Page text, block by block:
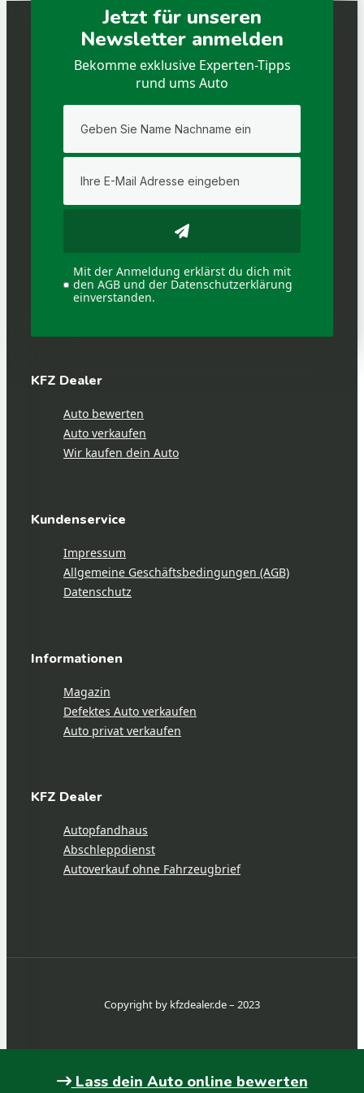
Lass dein Auto online bewerten
Jetzt für unseren
Newsletter anmelden
Bekomme exklusive Experten-Tipps
rund ums Auto
Mit der Anmeldung erklärst du dich mit
den AGB und der Datenschutzerklärung
einverstanden.
KFZ Dealer
Auto bewerten
Auto verkaufen
Wir kaufen dein Auto
Kundenservice
Impressum
Allgemeine Geschäftsbedingungen (AGB)
Datenschutz
Informationen
Magazin
Defektes Auto verkaufen
Auto privat verkaufen
KFZ Dealer
Autopfandhaus
Abschleppdienst
Autoverkauf ohne Fahrzeugbrief
Copyright by kfzdealer.de – 2023